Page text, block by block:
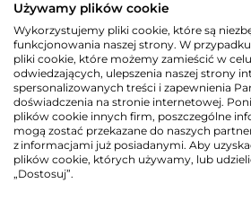
Toys & Games
Toys
Puzzles
Software
Vehicles & Parts
Używamy plików cookie
Wykorzystujemy pliki cookie, które są
funkcjonowania naszej strony. W
pliki cookie, które możemy zamieścić w
odwiedzających, ulepszenia naszej strony
spersonalizowanych treści i zapewnienia
doświadczenia na stronie internetowej.
plików cookie innych firm, poszczególne
mogą zostać przekazane do naszych
z informacjami już posiadanymi. Aby
plików cookie, których używamy, lub
„Dostosuj”.